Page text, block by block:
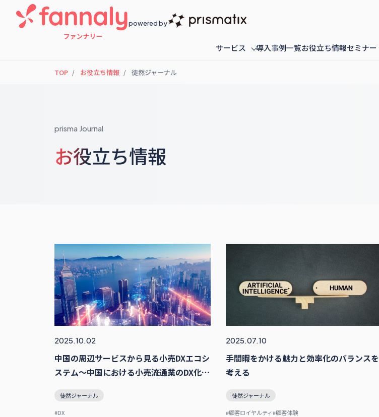
powered by
サービス 導入事例一覧お役立ち情報セミナー
fannaly loyalty
開催予定のセミナー
TOP お役立ち情報 徒然ジャーナル
prisma Journal
お役立ち情報
2025.10.02
中国の周辺サービスから見る小売DXエコシ
ステム〜中国における小売流通業のDX化事
徒然ジャーナル
#DX
2025.07.10
手間暇をかける魅力と効率化のバランスを
考える
徒然ジャーナル
#顧客ロイヤルティ#顧客体験